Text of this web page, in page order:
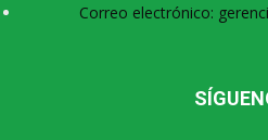
Correo electrónico: